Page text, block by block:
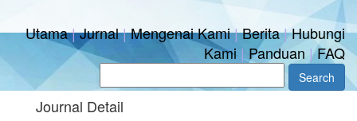
Utama|Jurnal|Mengenai Kami|Berita|Hubungi
Kami | Panduan |FAQ
Journal Detail